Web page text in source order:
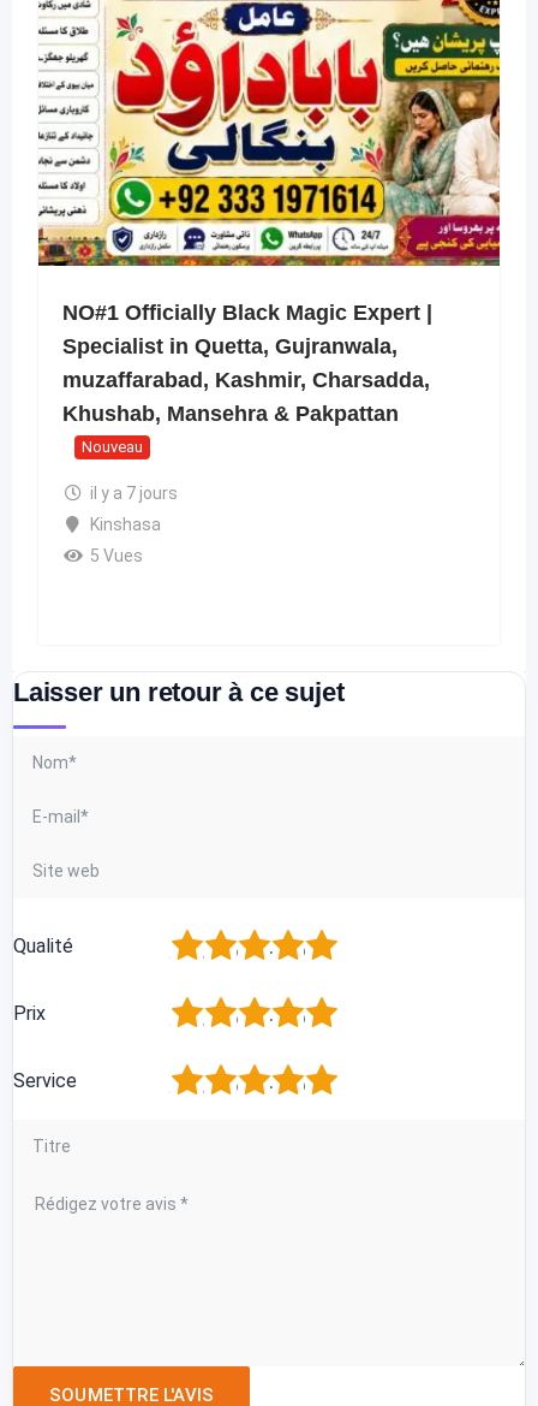
NO#1 Officially Black Magic Expert |
Specialist in Quetta, Gujranwala,
muzaffarabad, Kashmir, Charsadda,
Khushab, Mansehra & Pakpattan
Nouveau
il y a 7 jours
Kinshasa
5 Vues
Laisser un retour à ce sujet
Qualité 5
4
3
2
Prix 5
4
3
2
Service 5
4
3
2